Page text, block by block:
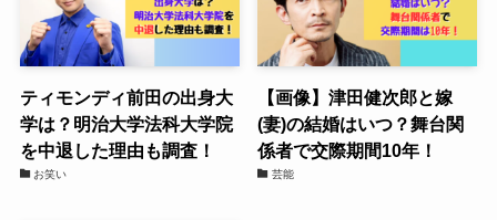
ティモンディ前田の出身大
学は？明治大学法科大学院
を中退した理由も調査！
お笑い
【画像】津田健次郎と嫁
(妻)の結婚はいつ？舞台関
係者で交際期間10年！
芸能